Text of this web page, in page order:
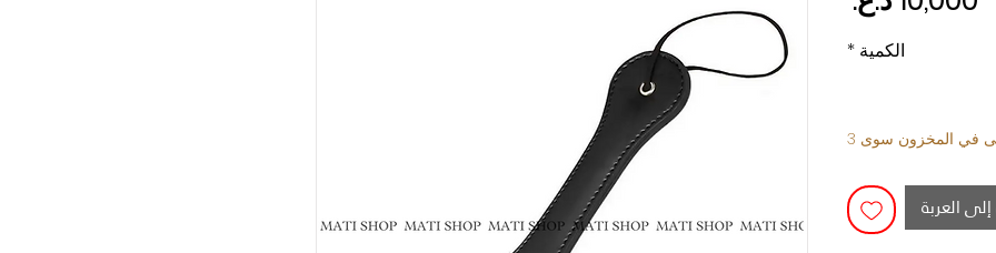
الكمية *
في المخزون سوى 3
العربة